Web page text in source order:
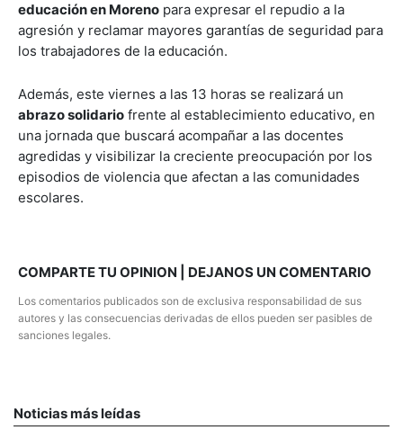
educación en Moreno para expresar el repudio a la
agresión y reclamar mayores garantías de seguridad para
los trabajadores de la educación.
Además, este viernes a las 13 horas se realizará un
abrazo solidario frente al establecimiento educativo, en
una jornada que buscará acompañar a las docentes
agredidas y visibilizar la creciente preocupación por los
episodios de violencia que afectan a las comunidades
escolares.
COMPARTE TU OPINION | DEJANOS UN COMENTARIO
Los comentarios publicados son de exclusiva responsabilidad de sus
autores y las consecuencias derivadas de ellos pueden ser pasibles de
sanciones legales.
Noticias más leídas